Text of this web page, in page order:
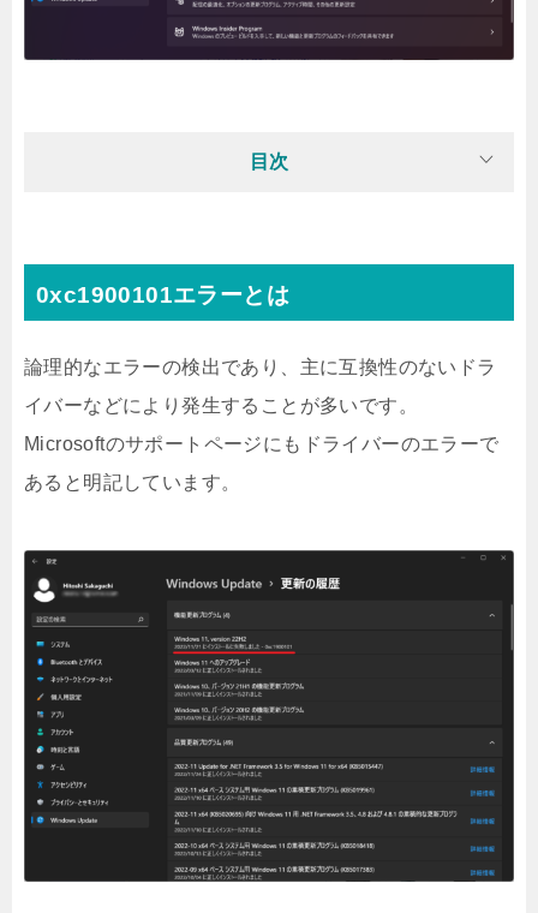
目次
0xc1900101エラーとは
論理的なエラーの検出であり、主に互換性のないドラ
イバーなどにより発生することが多いです。
Microsoftのサポートページにもドライバーのエラーで
あると明記しています。